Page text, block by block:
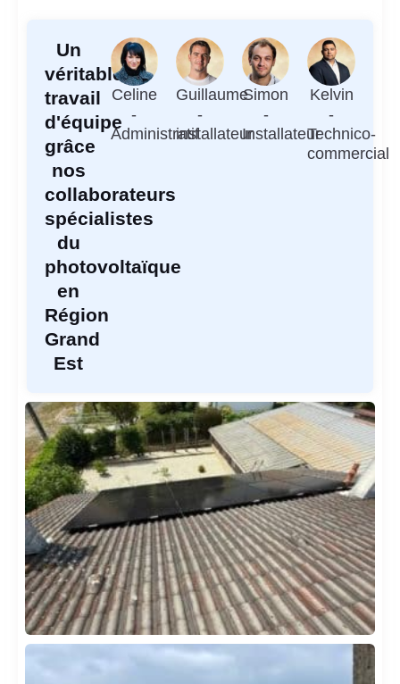
Un
véritable
travail
d'équipe
grâce
nos
collaborateurs
spécialistes
du
photovoltaïque
en
Région
Grand
Est
Celine
-
Administratif
Guillaume
-
installateur
Simon
-
Installateur
Kelvin
-
Technico-
commercial